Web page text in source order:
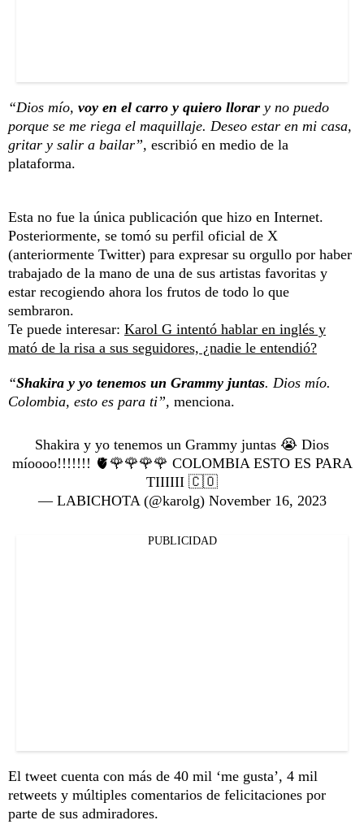
“Dios mío, voy en el carro y quiero llorar y no puedo
porque se me riega el maquillaje. Deseo estar en mi casa,
gritar y salir a bailar”, escribió en medio de la
plataforma.
Esta no fue la única publicación que hizo en Internet.
Posteriormente, se tomó su perfil oficial de X
(anteriormente Twitter) para expresar su orgullo por haber
trabajado de la mano de una de sus artistas favoritas y
estar recogiendo ahora los frutos de todo lo que
sembraron.
Te puede interesar: Karol G intentó hablar en inglés y
mató de la risa a sus seguidores, ¿nadie le entendió?
“Shakira y yo tenemos un Grammy juntas. Dios mío.
Colombia, esto es para ti”, menciona.
Shakira y yo tenemos un Grammy juntas 😭 Dios
míoooo!!!!!!! 🫀🌹🌹🌹🌹 COLOMBIA ESTO ES PARA
TIIIIII 🇨🇴
— LABICHOTA (@karolg) November 16, 2023
PUBLICIDAD
El tweet cuenta con más de 40 mil ‘me gusta’, 4 mil
retweets y múltiples comentarios de felicitaciones por
parte de sus admiradores.